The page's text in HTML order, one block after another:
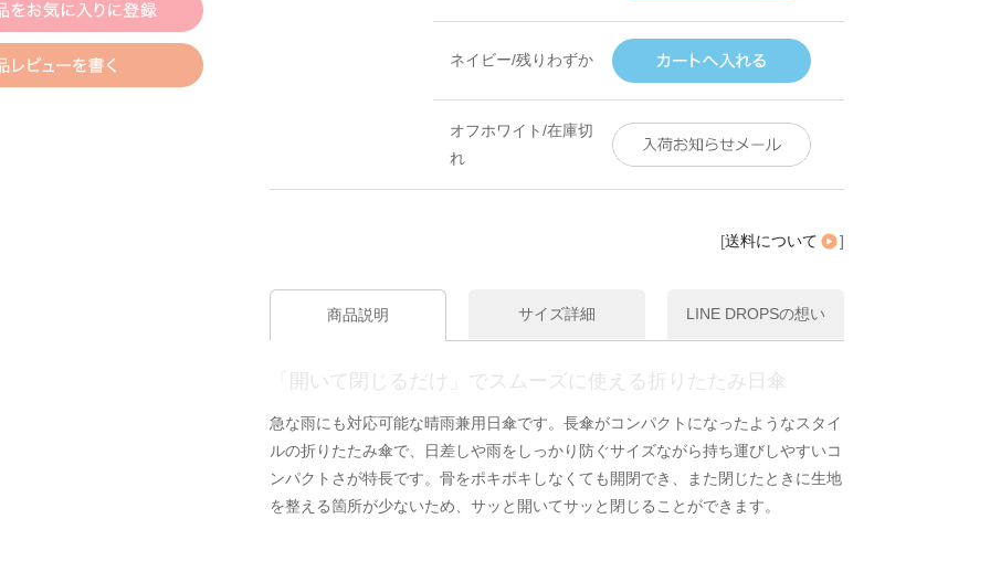
ネイビー/残りわずか
オフホワイト/在庫切
れ
[送料について ]
商品説明 サイズ詳細 LINE DROPSの想い
「開いて閉じるだけ」でスムーズに使える折りたたみ日傘
急な雨にも対応可能な晴雨兼用日傘です。長傘がコンパクトになったようなスタイ
ルの折りたたみ傘で、日差しや雨をしっかり防ぐサイズながら持ち運びしやすいコ
ンパクトさが特長です。骨をポキポキしなくても開閉でき、また閉じたときに生地
を整える箇所が少ないため、サッと開いてサッと閉じることができます。